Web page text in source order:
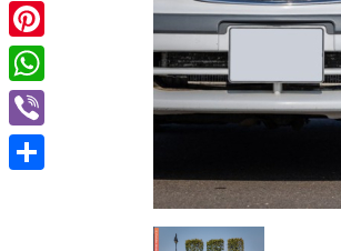
LinkedIn
Pinterest
WhatsApp
Viber